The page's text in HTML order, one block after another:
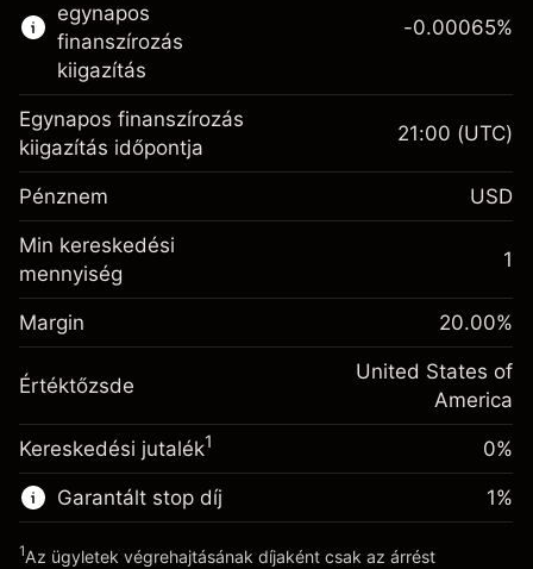
Fedezet. A befektetése
$1,000.00
Egynapos finanszírozás
kiigazítás
A pozíció teljes értékéből
származó díjak
-0.021568
%
Ügyletméret tőkeáttétellel ~$5,000.00
Tőkeáttételből származó pénz ~
$4,000.00
Ugrás a platformra
egynapos
finanszírozás
kiigazítás
Fedezet. A befektetése
Egynapos finanszírozás
kiigazítás
származó díjak
-0.000654
%
(-$0.03)
Ügyletméret tőkeáttétellel ~$5,000.00
Tőkeáttételből származó pénz ~
-0.00065%
Egynapos finanszírozás
kiigazítás időpontja
21:00 (UTC)
Pénznem USD
Min kereskedési
mennyiség
1
Margin 20.00%
Értéktőzsde
United States of
America
Kereskedési jutalék1 0%
Garantált stop díj 1%
1Az ügyletek végrehajtásának díjaként csak az árrést